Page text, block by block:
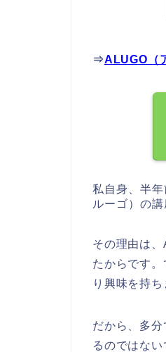
⇒ALUGO（
私自身、半
ルーゴ）の
その理由は
たからです
り興味を持ち
だから、多
るのではない